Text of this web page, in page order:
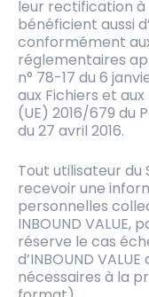
leur rectification à
bénéficient aussi
conformément
réglementaires
n° 78-17 du 6
aux Fichiers et
(UE) 2016/679 du
du 27 avril 2016.
Tout utilisateur
recevoir une
personnelles
INBOUND
réserve le cas
d’INBOUND
nécessaires à la